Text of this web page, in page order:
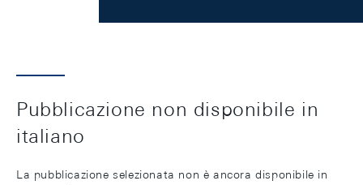
Pubblicazione non disponibile in
italiano
La pubblicazione selezionata non è ancora disponibile in